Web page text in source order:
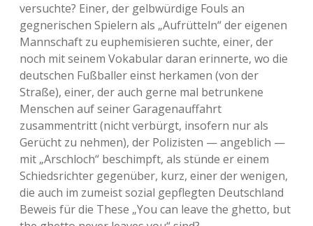
versuchte? Einer, der gelbwürdige Fouls an
gegnerischen Spielern als „Aufrütteln“ der eigenen
Mannschaft zu euphemisieren suchte, einer, der
noch mit seinem Vokabular daran erinnerte, wo die
deutschen Fußballer einst herkamen (von der
Straße), einer, der auch gerne mal betrunkene
Menschen auf seiner Garagenauffahrt
zusammentritt (nicht verbürgt, insofern nur als
Gerücht zu nehmen), der Polizisten — angeblich —
mit „Arschloch“ beschimpft, als stünde er einem
Schiedsrichter gegenüber, kurz, einer der wenigen,
die auch im zumeist sozial gepflegten Deutschland
Beweis für die These „You can leave the ghetto, but